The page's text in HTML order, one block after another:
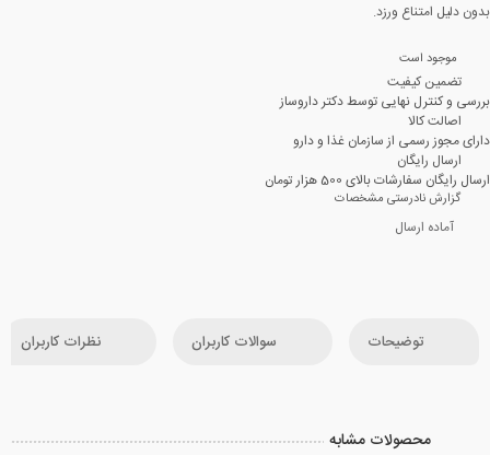
بدون دلیل امتناع ورزد.
موجود است
تضمین کیفیت
بررسی و کنترل نهایی توسط دکتر داروساز
اصالت کالا
دارای مجوز رسمی از سازمان غذا و دارو
ارسال رایگان
ارسال رایگان سفارشات بالای 500 هزار تومان
گزارش نادرستی مشخصات
آماده ارسال
توضیحات سوالات کاربران نظرات کاربران
محصولات مشابه